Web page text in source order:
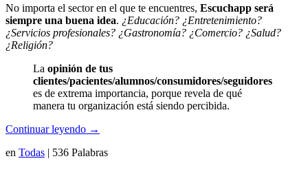
No importa el sector en el que te encuentres, Escuchapp será
siempre una buena idea. ¿Educación? ¿Entretenimiento?
¿Servicios profesionales? ¿Gastronomía? ¿Comercio? ¿Salud?
¿Religión?
La opinión de tus
clientes/pacientes/alumnos/consumidores/seguidores
es de extrema importancia, porque revela de qué
manera tu organización está siendo percibida.
Continuar leyendo →
en Todas | 536 Palabras